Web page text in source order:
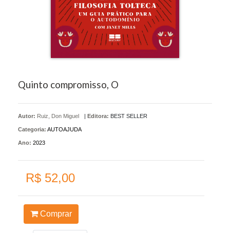
Quinto compromisso, O
Autor: Ruiz, Don Miguel Editora: BEST SELLER
Categoria: AUTOAJUDA
Ano: 2023
R$ 52,00
Comprar